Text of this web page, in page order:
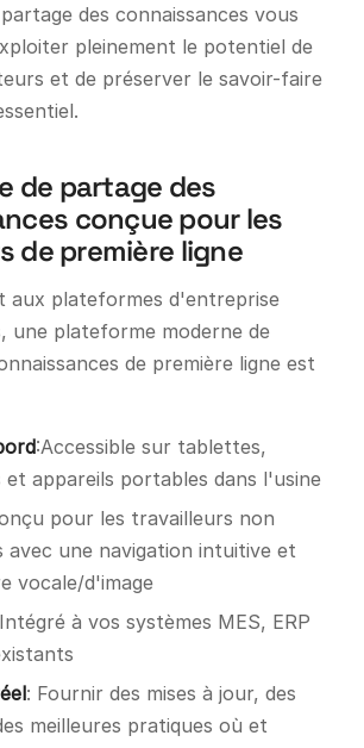
des connaissances vous
pleinement le potentiel de
et de préserver le savoir-faire
de partage des
conçue pour les
de première ligne
aux plateformes d'entreprise
une plateforme moderne de
de première ligne est
:Accessible sur tablettes,
et appareils portables dans l'usine
pour les travailleurs non
avec une navigation intuitive et
vocale/d'image
à vos systèmes MES, ERP
: Fournir des mises à jour, des
meilleures pratiques où et